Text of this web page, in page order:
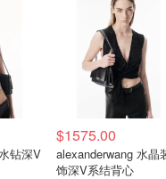
钻深V
$1575.00
alexanderwang 水晶
饰深V系结背心